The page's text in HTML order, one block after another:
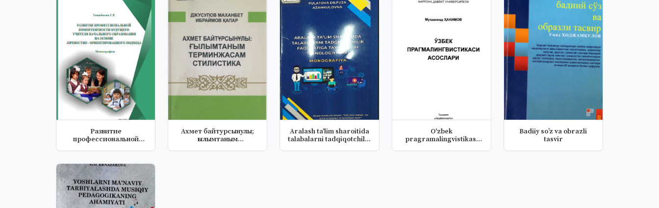
Рaзвитие
профессионaльной
Ахмет байтурсынулы;
ғылымтаным
Aralash ta'lim sharoitida
talabalarni tadqiqotchil...
O'zbek
pragramalingvistikasi
Badiiy soʼz va obrazli
tasvir